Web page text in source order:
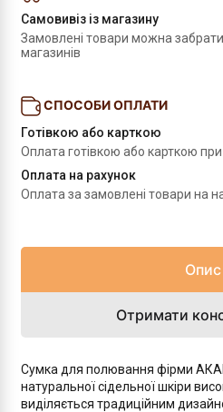
Самовивіз із магазину
Замовлені товари можна
магазинів
СПОСОБИ ОПЛАТИ
Готівкою або карткою
Оплата готівкою або карткою
Оплата на рахунок
Оплата за замовлені товари на
Опис
Отримати
Сумка для полювання фірми
натуральної сідельної шкіри
виділяється традиційним